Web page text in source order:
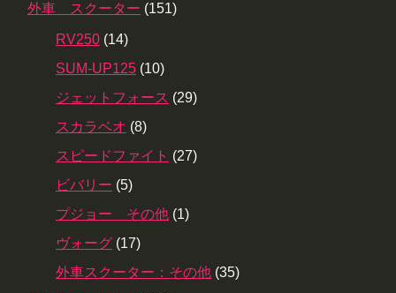
外車 スクーター (151)
RV250 (14)
SUM-UP125 (10)
ジェットフォース (29)
スカラベオ (8)
スピードファイト (27)
ビバリー (5)
プジョー その他 (1)
ヴォーグ (17)
外車スクーター：その他 (35)